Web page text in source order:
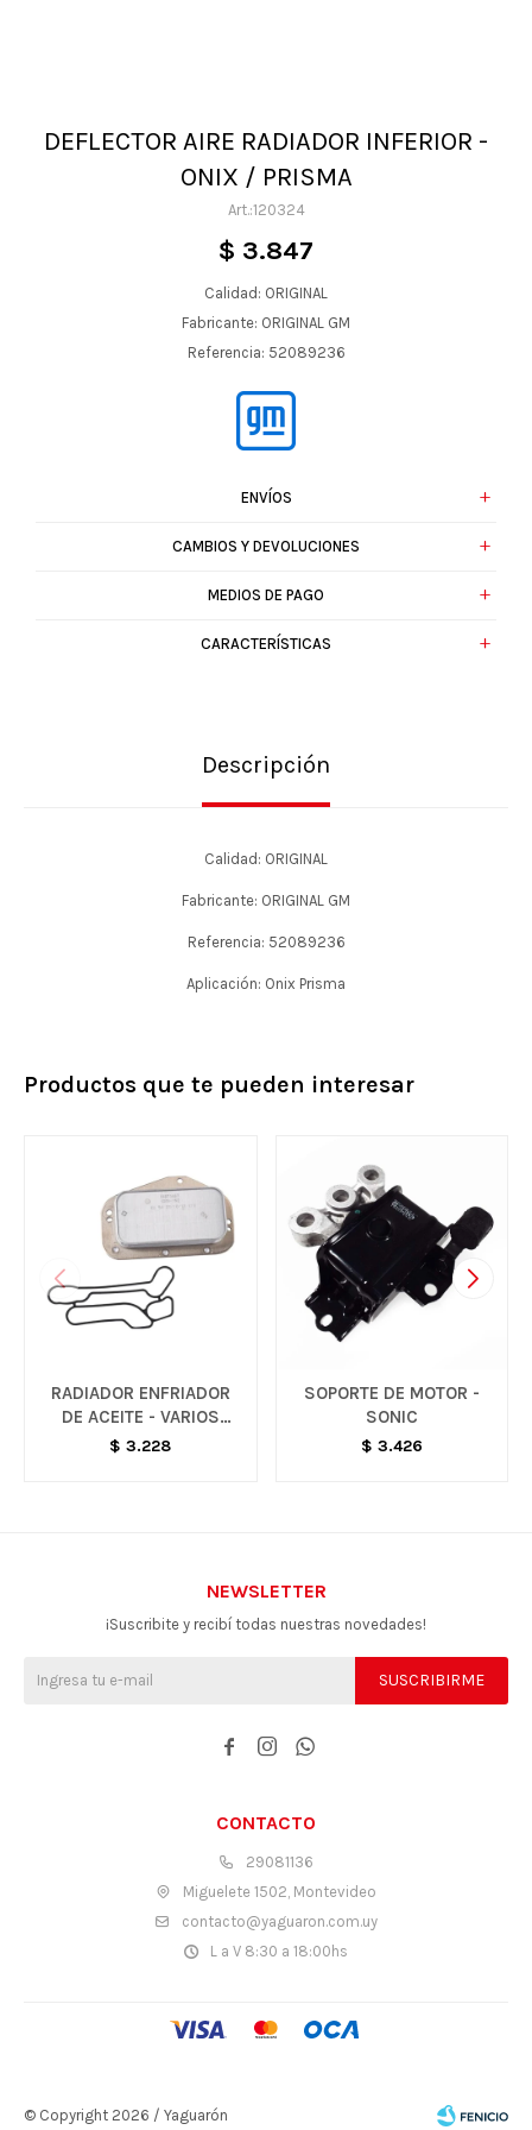
DEFLECTOR AIRE RADIADOR INFERIOR -
ONIX / PRISMA
120324
$ 3.847
Calidad: ORIGINAL
Fabricante: ORIGINAL GM
Referencia: 52089236
ENVÍOS
CAMBIOS Y DEVOLUCIONES
MEDIOS DE PAGO
CARACTERÍSTICAS
Descripción
Calidad: ORIGINAL
Fabricante: ORIGINAL GM
Referencia: 52089236
Aplicación: Onix Prisma
Productos que te pueden interesar
RADIADOR ENFRIADOR
DE ACEITE - VARIOS
MODELOS
$ 3.228
SOPORTE DE MOTOR -
SONIC
$ 3.426
CONTACTO
29081136
Miguelete 1502, Montevideo
contacto@yaguaron.com.uy
L a V 8:30 a 18:00hs
NEWSLETTER
¡Suscribite y recibí todas nuestras novedades!
SUSCRIBIRME
  
© Copyright 2026 / Yaguarón